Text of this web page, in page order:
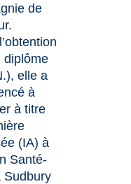
de
diplôme
elle a
à
à titre
(IA) à
Santé-
Sudbury